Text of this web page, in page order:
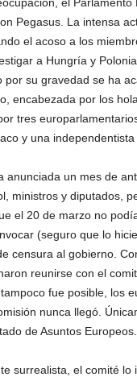
Pegasus. La intensa
el acoso a los
a Hungría y
por su gravedad se ha
encabezada por los
tres
y una independentista
anunciada un mes de
ministros y diputados,
el 20 de marzo no
(seguro que lo
censura al gobierno.
reunirse con el
fue posible, los
nunca llegó.
de Asuntos Europeos.
surrealista, el comité